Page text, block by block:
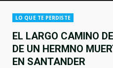
LO QUE TE PERDISTE
EL LARGO CAMINO
DE UN HERMNO
EN SANTANDER